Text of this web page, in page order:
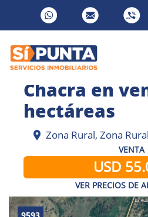
Chacra en
hectáreas
Zona Rural, Zona
VENTA
USD
VER PRECIOS DE